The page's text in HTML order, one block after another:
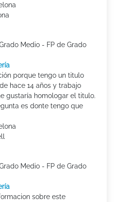
Medio - FP de Grado
porque tengo un titulo
hace 14 años y trabajo
gustaría homologar el titulo.
es donte tengo que
Medio - FP de Grado
sobre este